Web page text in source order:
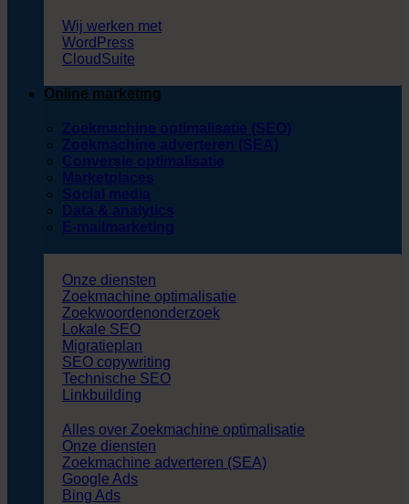
Wij werken met
WordPress
CloudSuite
Online marketing
Zoekmachine optimalisatie (SEO)
Zoekmachine adverteren (SEA)
Conversie optimalisatie
Marketplaces
Social media
Data & analytics
E-mailmarketing
Onze diensten
Zoekmachine optimalisatie
Zoekwoordenonderzoek
Lokale SEO
Migratieplan
SEO copywriting
Technische SEO
Linkbuilding
Alles over Zoekmachine optimalisatie
Onze diensten
Zoekmachine adverteren (SEA)
Google Ads
Bing Ads